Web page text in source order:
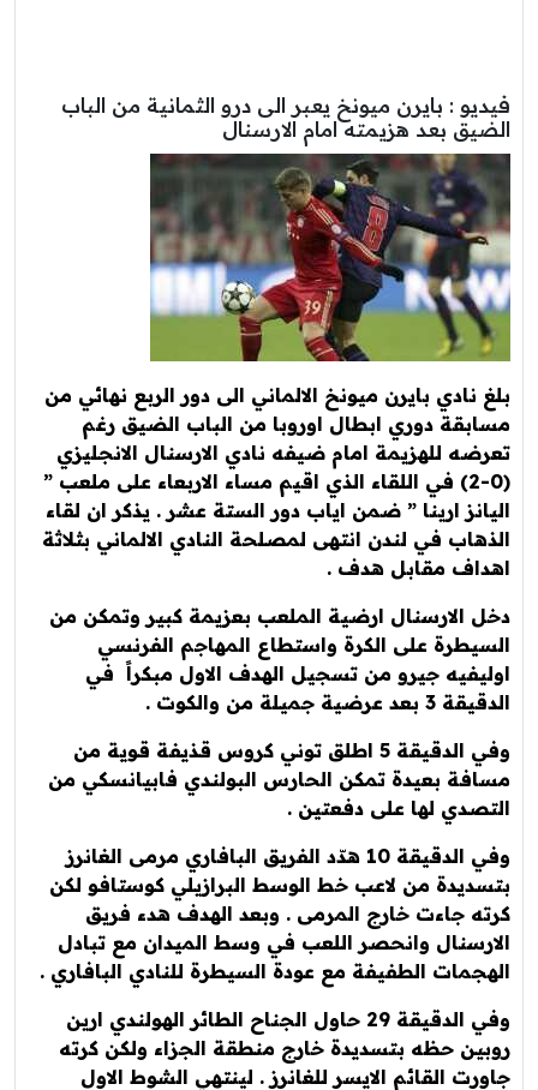
: بايرن ميونخ يعبر الى درو الثمانية من الباب
بعد هزيمته امام الارسنال
بايرن ميونخ الالماني الى دور الربع نهائي من
دوري ابطال اوروبا من الباب الضيق رغم
للهزيمة امام ضيفه نادي الارسنال الانجليزي
(0-2) في اللقاء الذي اقيم مساء الاربعاء على ملعب ”
ارينا ” ضمن اياب دور الستة عشر . يذكر ان لقاء
في لندن انتهى لمصلحة النادي الالماني بثلاثة
مقابل هدف .
الارسنال ارضية الملعب بعزيمة كبير وتمكن من
على الكرة واستطاع المهاجم الفرنسي
جيرو من تسجيل الهدف الاول مبكراً في
جميلة من والكوت .
وفي الدقيقة 5 اطلق توني كروس قذيفة قوية من
بعيدة تمكن الحارس البولندي فابيانسكي من
لها على دفعتين .
وفي الدقيقة 10 هدّد الفريق البافاري مرمى الغانرز
من لاعب خط الوسط البرازيلي كوستافو لكن
جاءت خارج المرمى . وبعد الهدف هدء فريق
وانحصر اللعب في وسط الميدان مع تبادل
الطفيفة مع عودة السيطرة للنادي البافاري .
وفي الدقيقة 29 حاول الجناح الطائر الهولندي ارين
حظه بتسديدة خارج منطقة الجزاء ولكن كرته
القائم الايسر للغانرز . لينتهي الشوط الاول